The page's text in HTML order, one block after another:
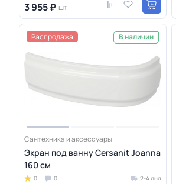
3 955 ₽ шт
Распродажа В наличии
Сантехника и аксессуары
Экран под ванну Cersanit Joanna
160 см
0 0 2-4 дня